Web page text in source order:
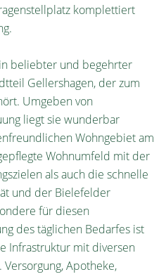
komplettiert
beliebter und begehrter
Gellershagen, der zum
Umgeben von
liegt sie wunderbar
Wohngebiet am
Wohnumfeld mit der
als auch die schnelle
und der Bielefelder
für diesen
des täglichen Bedarfes ist
Infrastruktur mit diversen
Apotheke,